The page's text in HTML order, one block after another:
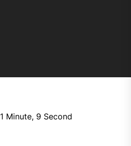
1 Minute, 9 Second